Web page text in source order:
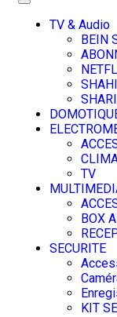
Toggle
navigationTV & Audio
BEIN
TV
BOX
SECURITE
KIT